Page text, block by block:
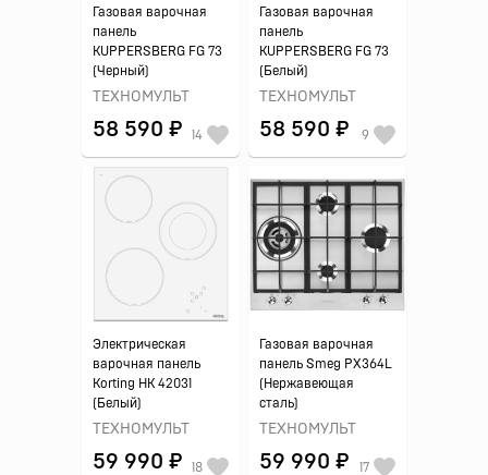
Газовая варочная
панель
KUPPERSBERG FG 73
(Черный)
ТЕХНОМУЛЬТ
58 590 ₽ 14
Газовая варочная
панель
KUPPERSBERG FG 73
(Белый)
ТЕХНОМУЛЬТ
58 590 ₽ 9
Электрическая
варочная панель
Korting HK 42031
(Белый)
ТЕХНОМУЛЬТ
59 990 ₽ 18
Газовая варочная
панель Smeg PX364L
(Нержавеющая
сталь)
ТЕХНОМУЛЬТ
59 990 ₽ 17